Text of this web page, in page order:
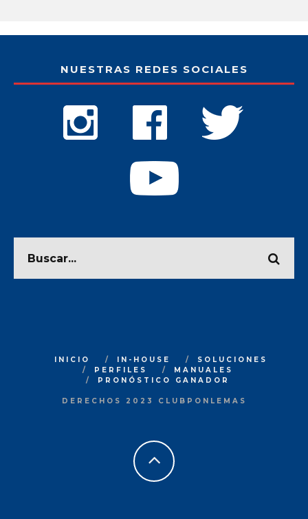
NUESTRAS REDES SOCIALES
INICIO IN-HOUSE
SOLUCIONES
PERFILES
MANUALES
PRONÓSTICO GANADOR
DERECHOS 2023 CLUBPONLEMAS